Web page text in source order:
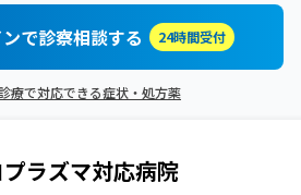
で診察相談する 24時間受付
療で対応できる症状・処方薬
ラズマ対応病院